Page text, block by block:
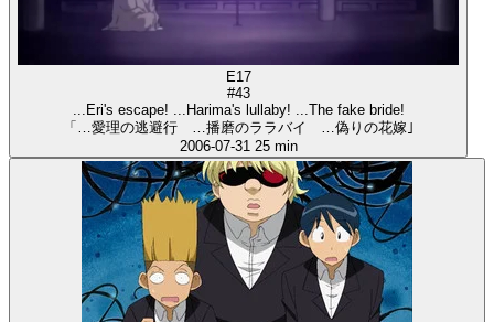
E17
#43
...Eri's escape! ...Harima's lullaby! ...The fake bride!
「…愛理の逃避行 …播磨のララバイ …偽りの花嫁｣
2006-07-31 25 min